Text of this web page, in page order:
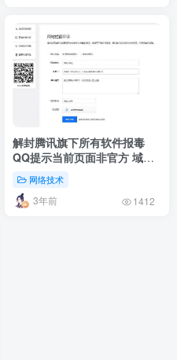
解封腾讯旗下所有软件报毒
QQ提示当前页面非官方 域名
解红/白申诉地址
网络技术
3年前 1412